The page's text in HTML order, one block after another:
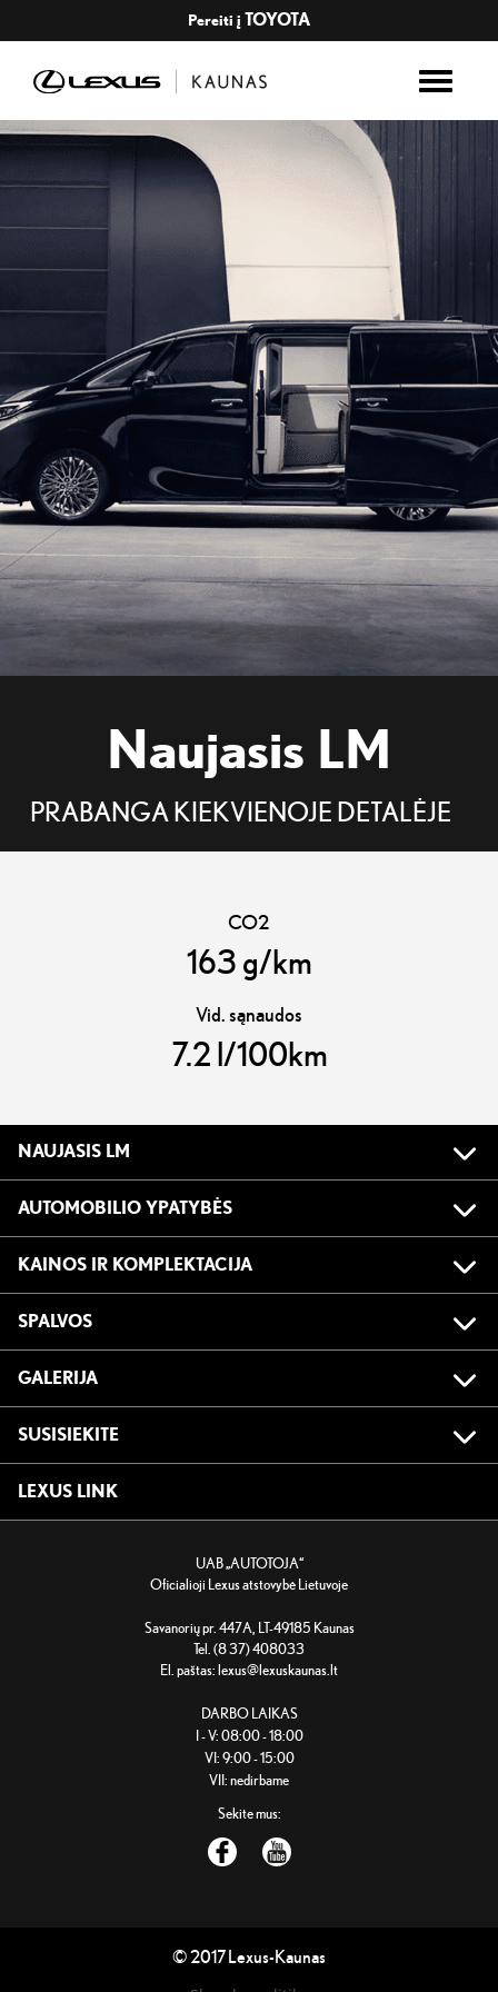
Pereiti į TOYOTA
Naujasis LM
PRABANGA KIEKVIENOJE DETALĖJE
CO2
163 g/km
Vid. sąnaudos
7.2 l/100km
NAUJASIS LM
AUTOMOBILIO YPATYBĖS
KAINOS IR KOMPLEKTACIJA
SPALVOS
GALERIJA
SUSISIEKITE
LEXUS LINK
UAB „AUTOTOJA“
Oficialioji Lexus atstovybė Lietuvoje
Savanorių pr. 447A, LT-49185 Kaunas
Tel. (8 37) 408033
El. paštas: lexus@lexuskaunas.lt
DARBO LAIKAS
I - V: 08:00 - 18:00
VI: 9:00 - 15:00
VII: nedirbame
Sekite mus:
© 2017 Lexus-Kaunas